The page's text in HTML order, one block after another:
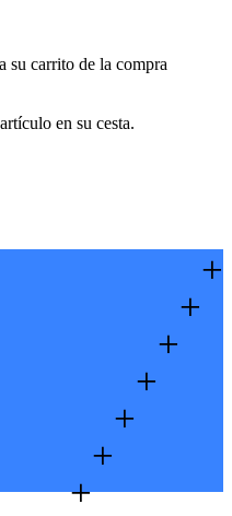
su carrito de la compra
en su cesta.
+
+
+
+
+
+
+